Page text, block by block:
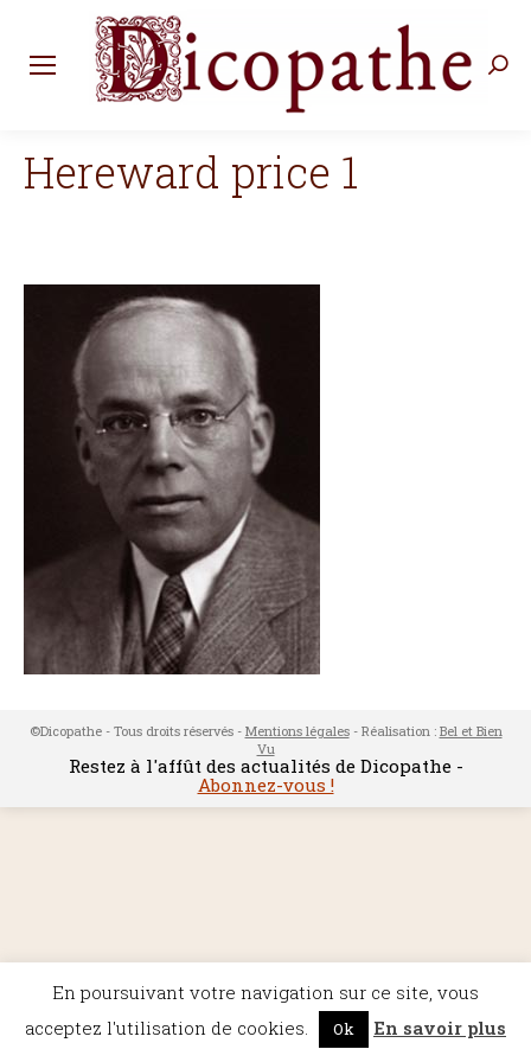
Hereward price 1
©Dicopathe - Tous droits réservés - Mentions légales- Réalisation : Bel et Bien
Vu
Restez à l'affût des actualités de Dicopathe -
Abonnez-vous !
En poursuivant votre navigation sur ce site, vous
acceptez l'utilisation de cookies.
Ok En savoir plus